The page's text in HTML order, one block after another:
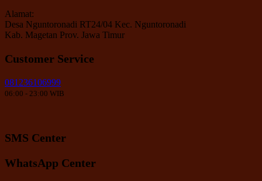
Alamat:
Desa Nguntoronadi RT24/04 Kec. Nguntoronadi
Kab. Magetan Prov. Jawa Timur
Customer Service
081236106999
06:00 - 23:00 WIB
SMS Center
WhatsApp Center